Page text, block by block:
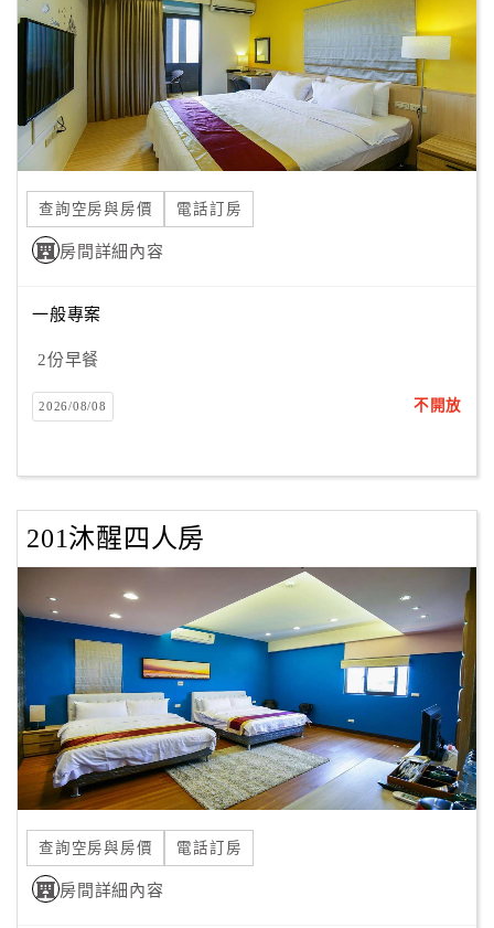
旅
伴
計
劃
品
宣
傳
查詢空房與房價 電話訂房
房間詳細內容
一般專案
2份早餐
2026/08/08 不開放
201沐醒四人房
查詢空房與房價 電話訂房
房間詳細內容